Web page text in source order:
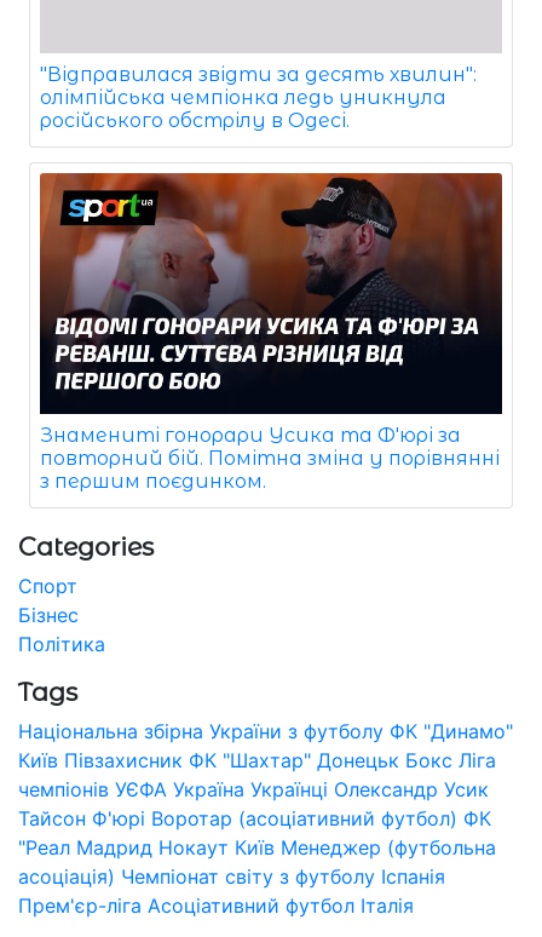
"Відправилася звідти за десять хвилин":
олімпійська чемпіонка ледь уникнула
російського обстрілу в Одесі.
Знамениті гонорари Усика та Ф'юрі за
повторний бій. Помітна зміна у порівнянні
з першим поєдинком.
Categories
Спорт
Бізнес
Політика
Tags
Національна збірна України з футболу ФК "Динамо"
Київ Півзахисник ФК "Шахтар" Донецьк Бокс Ліга
чемпіонів УЄФА Україна Українці Олександр Усик
Тайсон Ф'юрі Воротар (асоціативний футбол) ФК
"Реал Мадрид Нокаут Київ Менеджер (футбольна
асоціація) Чемпіонат світу з футболу Іспанія
Прем'єр-ліга Асоціативний футбол Італія